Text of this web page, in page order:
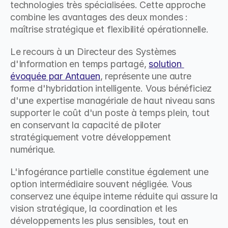
technologies très spécialisées. Cette approche
combine les avantages des deux mondes :
maîtrise stratégique et flexibilité opérationnelle.
Le recours à un Directeur des Systèmes
d'Information en temps partagé, solution
évoquée par Antauen, représente une autre
forme d'hybridation intelligente. Vous bénéficiez
d'une expertise managériale de haut niveau sans
supporter le coût d'un poste à temps plein, tout
en conservant la capacité de piloter
stratégiquement votre développement
numérique.
L'infogérance partielle constitue également une
option intermédiaire souvent négligée. Vous
conservez une équipe interne réduite qui assure la
vision stratégique, la coordination et les
développements les plus sensibles, tout en